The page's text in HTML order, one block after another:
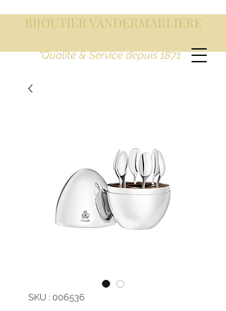
BIJOUTIER VANDERMARLIERE
"Qualité & Service depuis 1871
SKU : 006536